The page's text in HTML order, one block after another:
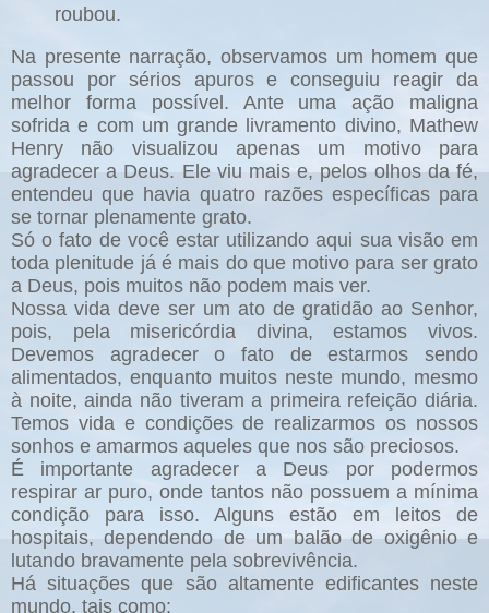
roubou.
Na presente narração, observamos um homem que
passou por sérios apuros e conseguiu reagir da
melhor forma possível. Ante uma ação maligna
sofrida e com um grande livramento divino, Mathew
Henry não visualizou apenas um motivo para
agradecer a Deus. Ele viu mais e, pelos olhos da fé,
entendeu que havia quatro razões específicas para
se tornar plenamente grato.
Só o fato de você estar utilizando aqui sua visão em
toda plenitude já é mais do que motivo para ser grato
a Deus, pois muitos não podem mais ver.
Nossa vida deve ser um ato de gratidão ao Senhor,
pois, pela misericórdia divina, estamos vivos.
Devemos agradecer o fato de estarmos sendo
alimentados, enquanto muitos neste mundo, mesmo
à noite, ainda não tiveram a primeira refeição diária.
Temos vida e condições de realizarmos os nossos
sonhos e amarmos aqueles que nos são preciosos.
É importante agradecer a Deus por podermos
respirar ar puro, onde tantos não possuem a mínima
condição para isso. Alguns estão em leitos de
hospitais, dependendo de um balão de oxigênio e
lutando bravamente pela sobrevivência.
Há situações que são altamente edificantes neste
mundo, tais como: